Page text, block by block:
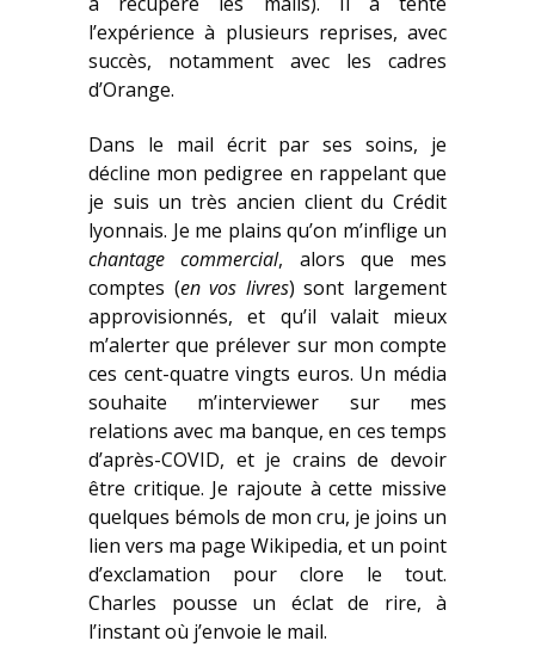
l’expérience à plusieurs reprises, avec
succès, notamment avec les cadres
d’Orange.
Dans le mail écrit par ses soins, je
décline mon pedigree en rappelant que
je suis un très ancien client du Crédit
lyonnais. Je me plains qu’on m’inflige un
chantage
commercial, alors que mes
comptes (en vos livres) sont largement
approvisionnés, et qu’il valait mieux
m’alerter que prélever sur mon compte
ces cent-quatre vingts euros. Un média
souhaite m’interviewer sur mes
relations avec ma banque, en ces temps
d’après-COVID, et je crains de devoir
être critique. Je rajoute à cette missive
quelques bémols de mon cru, je joins un
lien vers ma page Wikipedia, et un point
d’exclamation pour clore le tout.
Charles pousse un éclat de rire, à
l’instant où j’envoie le mail.